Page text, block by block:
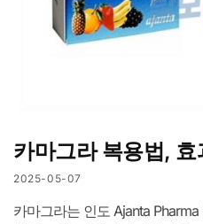
카마그라 복용법, 효
2025-05-07
카마그라는 인도 Ajanta